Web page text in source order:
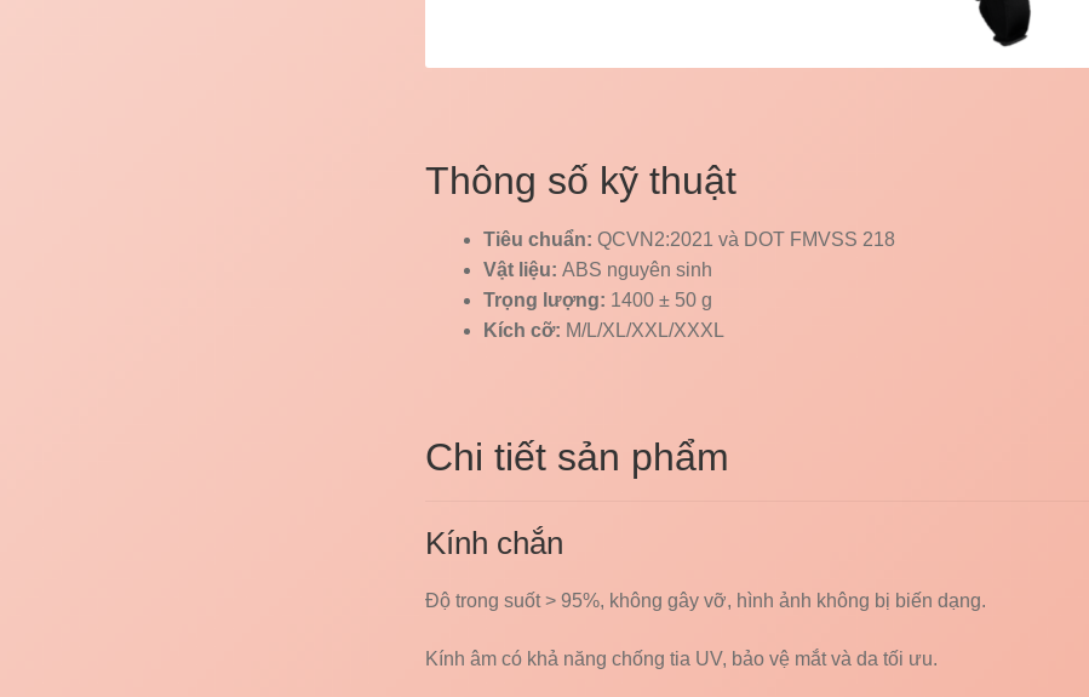
Thông số kỹ thuật
Tiêu chuẩn: QCVN2:2021 và DOT FMVSS 218
Vật liệu: ABS nguyên sinh
Trọng lượng: 1400 ± 50 g
Kích cỡ: M/L/XL/XXL/XXXL
Chi tiết sản phẩm
Kính chắn
Độ trong suốt > 95%, không gây vỡ, hình ảnh không bị biến dạng.
Kính âm có khả năng chống tia UV, bảo vệ mắt và da tối ưu.